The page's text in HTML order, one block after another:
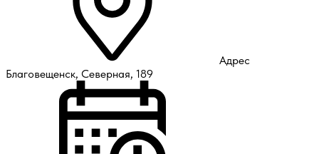
Адрес
Благовещенск, Северная, 189